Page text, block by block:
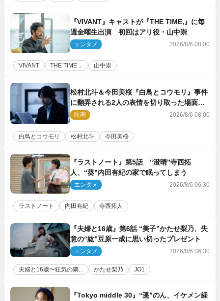
『VIVANT』キャストが『THE TIME,』に毎
週金曜生出演 初回はアリ役・山中崇
エンタメ 2026/8/6 08:00
VIVANT THE TIME， 山中崇
松村北斗＆今田美桜『白鳥とコウモリ』事件
に翻弄される2人の表情を切り取った場面写
真解禁
映画 2026/8/6 08:00
白鳥とコウモリ 松村北斗 今田美桜
『ラストノート』第5話 “澄晴”寺西拓
人、“葵”内田有紀の家で眠ってしまう
エンタメ 2026/8/6 06:30
ラストノート 内田有紀 寺西拓人
『夫婦と16歳』第6話 “美子”かたせ梨乃、失
意の“紘”豆原一成に思い切ったプレゼント
エンタメ 2026/8/6 06:30
夫婦と16歳〜狂気の隣... かたせ梨乃 JO1
『Tokyo middle 30』“遥”のん、イケメン経